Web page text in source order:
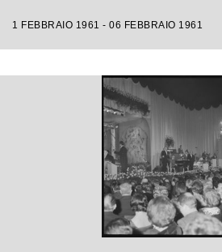
1 FEBBRAIO 1961 - 06 FEBBRAIO 1961